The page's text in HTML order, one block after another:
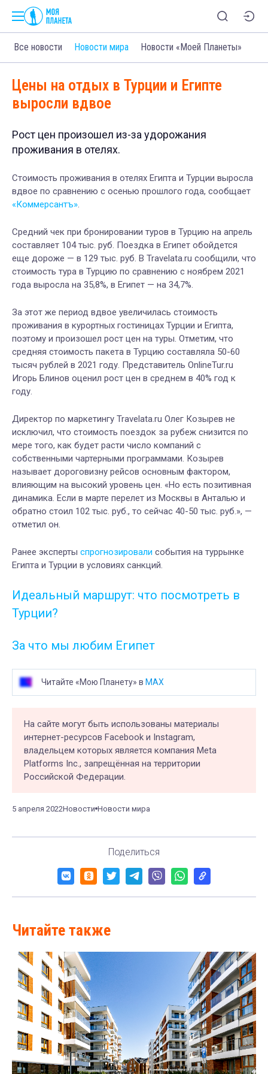
Все новости Новости мира Новости «Моей Планеты»
Цены на отдых в Турции и Египте
выросли вдвое
Рост цен произошел из-за удорожания
проживания в отелях.
Стоимость проживания в отелях Египта и Турции выросла
вдвое по сравнению с осенью прошлого года, сообщает
«Коммерсантъ».
Средний чек при бронировании туров в Турцию на апрель
составляет 104 тыс. руб. Поездка в Египет обойдется
еще дороже — в 129 тыс. руб. В Travelata.ru сообщили, что
стоимость тура в Турцию по сравнению с ноябрем 2021
года выросла на 35,8%, в Египет — на 34,7%.
За этот же период вдвое увеличилась стоимость
проживания в курортных гостиницах Турции и Египта,
поэтому и произошел рост цен на туры. Отметим, что
средняя стоимость пакета в Турцию составляла 50-60
тысяч рублей в 2021 году. Представитель OnlineTur.ru
Игорь Блинов оценил рост цен в среднем в 40% год к
году.
Директор по маркетингу Travelata.ru Олег Козырев не
исключил, что стоимость поездок за рубеж снизится по
мере того, как будет расти число компаний с
собственными чартерными программами. Козырев
называет дороговизну рейсов основным фактором,
влияющим на высокий уровень цен. «Но есть позитивная
динамика. Если в марте перелет из Москвы в Анталью и
обратно стоил 102 тыс. руб., то сейчас 40-50 тыс. руб.», —
отметил он.
Ранее эксперты спрогнозировали события на туррынке
Египта и Турции в условиях санкций.
Идеальный маршрут: что посмотреть в
Турции?
За что мы любим Египет
Читайте «Мою Планету» в MAX
На сайте могут быть использованы материалы
интернет-ресурсов Facebook и Instagram,
владельцем которых является компания Meta
Platforms Inc., запрещённая на территории
Российской Федерации.
5 апреля 2022Новости Новости мира
Поделиться
Читайте также